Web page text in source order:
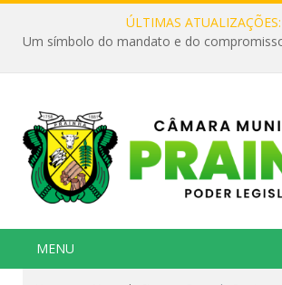
ÚLTIMAS ATUALIZAÇÕES:
MENU